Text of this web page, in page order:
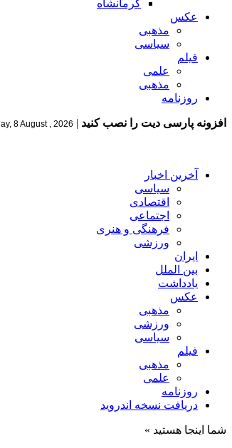
کرمانشاه
عکس
مذهبی
سیاسی
فیلم
علمی
مذهبی
روزنامه
افزونه پارسی دیت را نصب کنید |
8 August , 2026
آخرین اخبار
سیاسی
اقتصادی
اجتماعی
فرهنگی و هنری
ورزشی
ایران
بین الملل
یادداشت
عکس
مذهبی
ورزشی
سیاسی
فیلم
مذهبی
علمی
روزنامه
دریافت نسخه اندروید
شما اینجا هستید »